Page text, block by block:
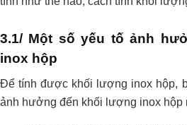
3.1/ Một số yếu tố ảnh
inox hộp
Để tính được khối lượng inox hộp,
ảnh hưởng đến khối lượng inox hộp